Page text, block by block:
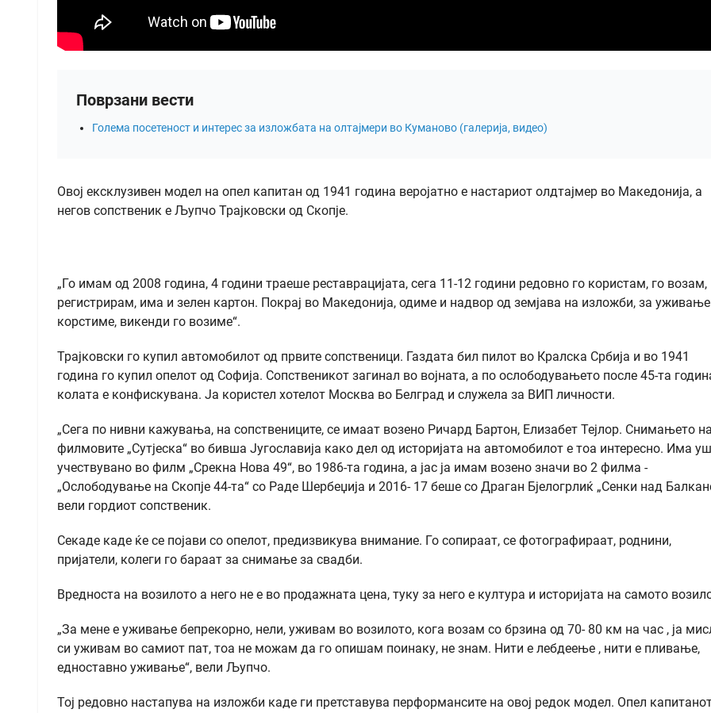
Поврзани вести
Голема посетеност и интерес за изложбата на олтајмери во Куманово (галерија, видео)
Овој ексклузивен модел на опел капитан од 1941 година веројатно е настариот олдтајмер во Македонија, а
негов сопственик е Љупчо Трајковски од Скопје.
„Го имам од 2008 година, 4 години траеше реставрацијата, сега 11-12 години редовно го користам, го возам,
регистрирам, има и зелен картон. Покрај во Македонија, одиме и надвор од земјава на изложби, за
корстиме, викенди го возиме“.
Трајковски го купил автомобилот од првите сопственици. Газдата бил пилот во Кралска Србија и во 1941
година го купил опелот од Софија. Сопственикот загинал во војната, а по ослободувањето после 45-та
колата е конфискувана. Ја користел хотелот Москва во Белград и служела за ВИП личности.
„Сега по нивни кажувања, на сопствениците, се имаат возено Ричард Бартон, Елизабет Тејлор. Снимањето
филмовите „Сутјеска“ во бивша Југославија како дел од историјата на автомобилот е тоа интересно. Има
учествувано во филм „Срекна Нова 49“, во 1986-та година, а јас ја имам возено значи во 2 филма -
„Ослободување на Скопје 44-та“ со Раде Шербеџија и 2016- 17 беше со Драган Бјелогрлиќ „Сенки над
вели гордиот сопственик.
Секаде каде ќе се појави со опелот, предизвикува внимание. Го сопираат, се фотографираат, роднини,
пријатели, колеги го бараат за снимање за свадби.
Вредноста на возилото а него не е во продажната цена, туку за него е култура и историјата на самото
„За мене е уживање бепрекорно, нели, уживам во возилото, кога возам со брзина од 70- 80 км на час , ја
си уживам во самиот пат, тоа не можам да го опишам поинаку, не знам. Нити е лебдеење , нити е пливање,
едноставно уживање“, вели Љупчо.
Тој редовно настапува на изложби каде ги претставува перформансите на овој редок модел. Опел